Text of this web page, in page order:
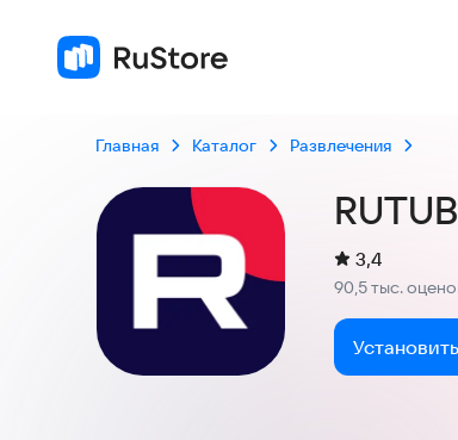
Главная Каталог Развлечения
Рейтинг:
3,4
90,5 тыс.